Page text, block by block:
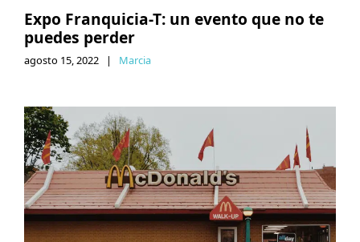
Expo Franquicia-T: un evento que no te
puedes perder
agosto 15, 2022 | Marcia